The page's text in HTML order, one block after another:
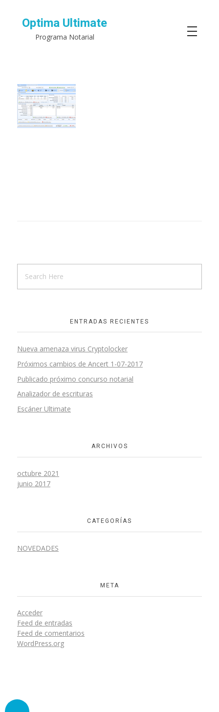
Optima Ultimate
Programa Notarial
ENTRADAS RECIENTES
Nueva amenaza virus Cryptolocker
Próximos cambios de Ancert 1-07-2017
Publicado próximo concurso notarial
Analizador de escrituras
Escáner Ultimate
ARCHIVOS
octubre 2021
junio 2017
CATEGORÍAS
NOVEDADES
META
Acceder
Feed de entradas
Feed de comentarios
WordPress.org